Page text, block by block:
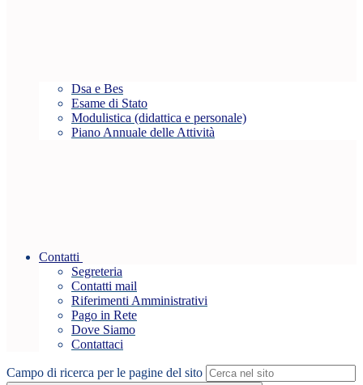
Dsa e Bes
Esame di Stato
Modulistica (didattica e personale)
Piano Annuale delle Attività
Contatti
Segreteria
Contatti mail
Riferimenti Amministrativi
Pago in Rete
Dove Siamo
Contattaci
Campo di ricerca per le pagine del sito